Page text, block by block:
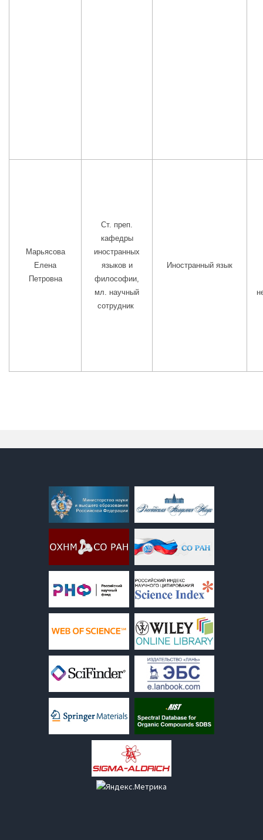
Марьясова
Елена
Петровна
Ст. преп.
кафедры
иностранных
языков и
философии,
мл. научный
сотрудник
Иностранный язык